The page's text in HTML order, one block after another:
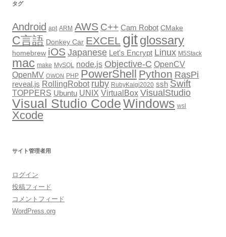
ョ
ン
タグ
Android apt ARM AWS C++ Cam Robot CMake
C言語 Donkey Car EXCEL gitglossary
homebrew iOS Japanese Let's Encrypt Linux M5Stack
mac make MySQL node.js Objective-C OpenCV
OpenMV OWON PHP PowerShell Python RasPi
reveal.js RollingRobot ruby RubyKaigi2020 ssh Swift
TOPPERS Ubuntu UNIX VirtualBox VisualStudio
Visual Studio CodeWindows wsl
Xcode
サイト管理者用
ログイン
投稿フィード
コメントフィード
WordPress.org